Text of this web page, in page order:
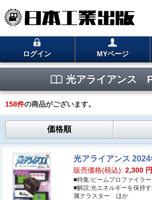
ログイン MYページ
光アライアンス
158件の商品がございます。
価格順
光アライアンス
販売価格(税込): 2,300 円
■特集:ビームプロファイラ
■解説:光エネルギーを保持
属クラスター ほか